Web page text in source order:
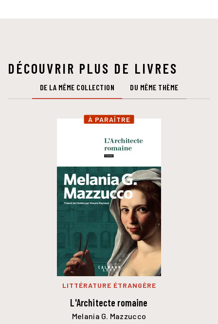
DÉCOUVRIR PLUS DE LIVRES
DE LA MÊME COLLECTION DU MÊME THÈME
À PARAÎTRE
LITTÉRATURE ÉTRANGÈRE
L'Architecte romaine
Melania G. Mazzucco